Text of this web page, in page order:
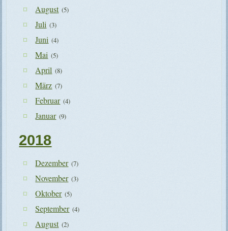
August (5)
Juli (3)
Juni (4)
Mai (5)
April (8)
März (7)
Februar (4)
Januar (9)
2018
Dezember (7)
November (3)
Oktober (5)
September (4)
August (2)